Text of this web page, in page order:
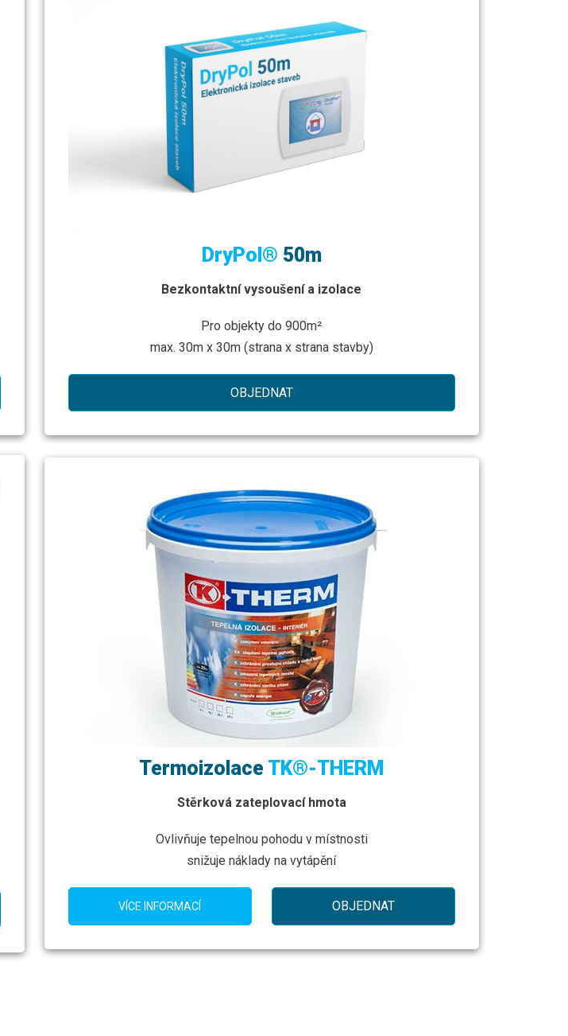
DryPol® 50m
Bezkontaktní vysoušení a izolace
Pro objekty do 900m²
max. 30m x 30m (strana x strana stavby)
OBJEDNAT
Termoizolace TK®-THERM
Stěrková zateplovací hmota
Ovlivňuje tepelnou pohodu v místnosti
snižuje náklady na vytápění
VÍCE INFORMACÍ OBJEDNAT